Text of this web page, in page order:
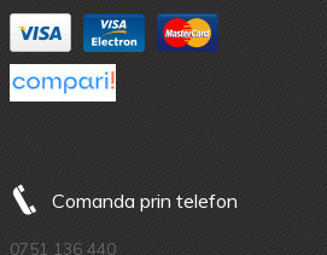
Comanda prin telefon
0751 136 440